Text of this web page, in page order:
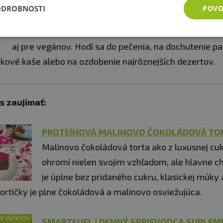
dal záležať na zložení, ktoré obsahuje iba 5 kcal na
aj pre vegánov. Hodí sa do pečenia, na dochutenie
kaše alebo na ozdobenie najrôznejších dezertov.
zaujímať:
PROTEÍNOVÁ MALINOVO ČOKOLÁDOVÁ
Malinovo čokoládová torta ako z luxusnej
ohromí nielen svojim vzhľadom, ale hlavne
je úplne bez pridaného cukru, klasickej múky
je plne čokoládová a malinovo osviežujúca.